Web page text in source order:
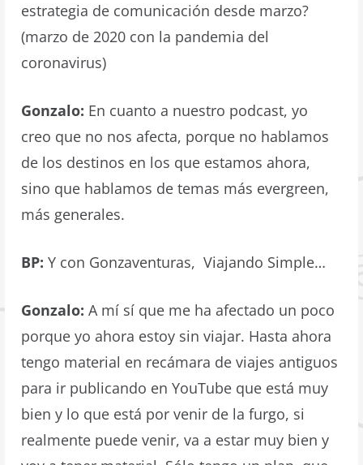
estrategia de comunicación desde marzo?
(marzo de 2020 con la pandemia del
coronavirus)
Gonzalo: En cuanto a nuestro podcast, yo
creo que no nos afecta, porque no hablamos
de los destinos en los que estamos ahora,
sino que hablamos de temas más evergreen,
más generales.
BP:Y con Gonzaventuras, Viajando Simple…
Gonzalo: A mí sí que me ha afectado un poco
porque yo ahora estoy sin viajar. Hasta ahora
tengo material en recámara de viajes antiguos
para ir publicando en YouTube que está muy
bien y lo que está por venir de la furgo, si
realmente puede venir, va a estar muy bien y